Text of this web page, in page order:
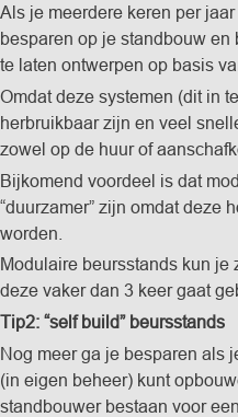
Als je meerdere keren per
besparen op je standbouw en
te laten ontwerpen op basis
Omdat deze systemen (dit in
herbruikbaar zijn en veel
zowel op de huur of
Bijkomend voordeel is dat
“duurzamer” zijn omdat deze
worden.
Modulaire beursstands kun
deze vaker dan 3 keer gaat
Tip2: “self build” beursstands
Nog meer ga je besparen als
(in eigen beheer) kunt
standbouwer bestaan voor